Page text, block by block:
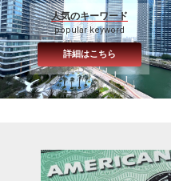
人気のキーワード
popular keyword
詳細はこちら